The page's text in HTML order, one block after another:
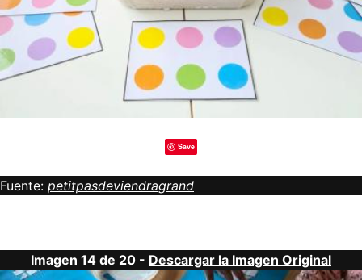
Save
Fuente: petitpasdeviendragrand
Imagen 14 de 20 - Descargar la Imagen Original